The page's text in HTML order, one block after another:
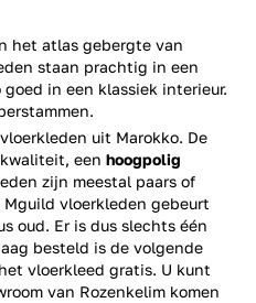
het atlas gebergte van
staan prachtig in een
in een klassiek interieur.
uit Marokko. De
een hoogpolig
zijn meestal paars of
vloerkleden gebeurt
oud. Er is dus slechts één
besteld is de volgende
vloerkleed gratis. U kunt
van Rozenkelim komen